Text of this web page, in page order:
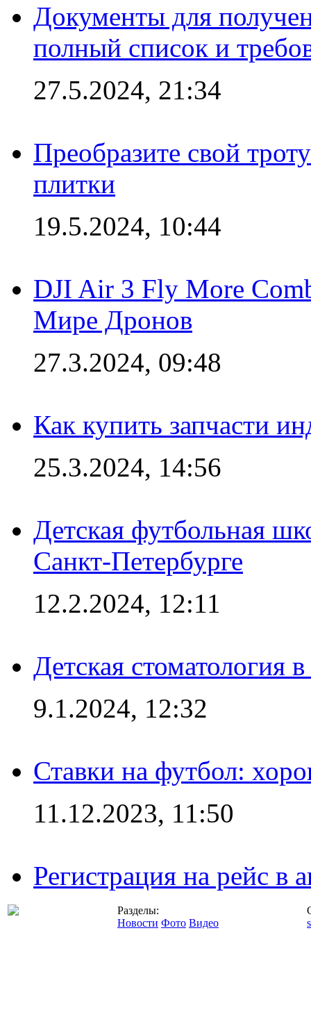
Документы для
полный список и
27.5.2024, 21:34
Преобразите свой
плитки
19.5.2024, 10:44
DJI Air 3 Fly More
Мире Дронов
27.3.2024, 09:48
Как купить запчасти
25.3.2024, 14:56
Детская футбольная
Санкт-Петербурге
12.2.2024, 12:11
Детская стоматология
9.1.2024, 12:32
Ставки на футбол:
11.12.2023, 11:50
Регистрация на рейс в
Разделы:
Новости Фото Видео